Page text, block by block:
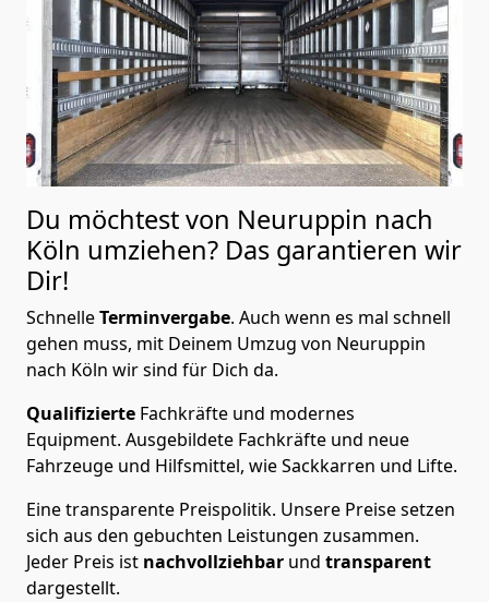
Du möchtest von Neuruppin nach
Köln umziehen? Das garantieren wir
Dir!
SchnelleTerminvergabe. Auch wenn es mal schnell
gehen muss, mit Deinem Umzug von Neuruppin
nach Köln wir sind für Dich da.
Qualifizierte Fachkräfte und modernes
Equipment. Ausgebildete Fachkräfte und neue
Fahrzeuge und Hilfsmittel, wie Sackkarren und Lifte.
Eine transparente Preispolitik. Unsere Preise setzen
sich aus den gebuchten Leistungen zusammen.
Jeder Preis ist nachvollziehbar und transparent
dargestellt.